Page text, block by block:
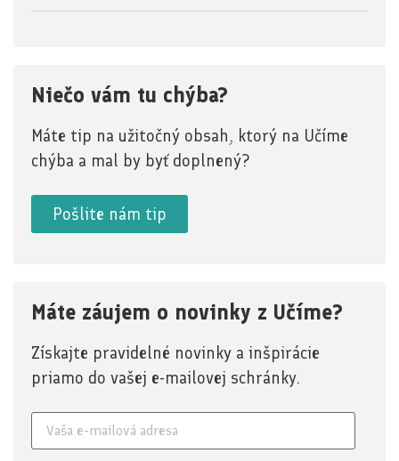
Niečo vám tu chýba?
Máte tip na užitočný obsah, ktorý na Učíme
chýba a mal by byť doplnený?
Pošlite nám tip
Máte záujem o novinky z Učíme?
Získajte pravidelné novinky a inšpirácie
priamo do vašej e-mailovej schránky.